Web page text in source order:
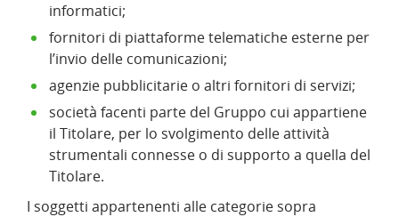
informatici;
fornitori di piattaforme telematiche esterne per
l’invio delle comunicazioni;
agenzie pubblicitarie o altri fornitori di servizi;
società facenti parte del Gruppo cui appartiene
il Titolare, per lo svolgimento delle attività
strumentali connesse o di supporto a quella del
Titolare.
I soggetti appartenenti alle categorie sopra